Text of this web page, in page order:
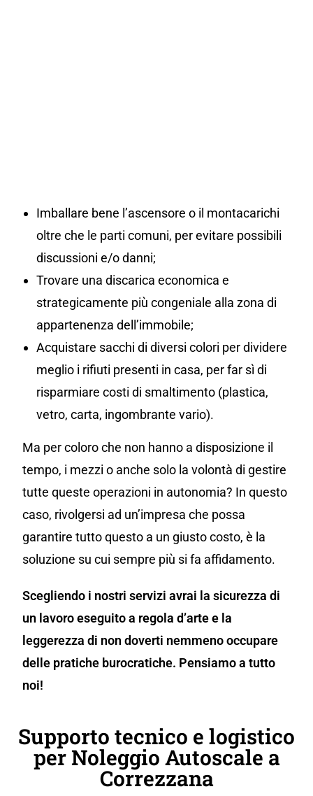
Imballare bene l’ascensore o il montacarichi
oltre che le parti comuni, per evitare possibili
discussioni e/o danni;
Trovare una discarica economica e
strategicamente più congeniale alla zona di
appartenenza dell’immobile;
Acquistare sacchi di diversi colori per dividere
meglio i rifiuti presenti in casa, per far sì di
risparmiare costi di smaltimento (plastica,
vetro, carta, ingombrante vario).
Ma per coloro che non hanno a disposizione il
tempo, i mezzi o anche solo la volontà di gestire
tutte queste operazioni in autonomia? In questo
caso, rivolgersi ad un’impresa che possa
garantire tutto questo a un giusto costo, è la
soluzione su cui sempre più si fa affidamento.
Scegliendo i nostri servizi avrai la sicurezza di
un lavoro eseguito a regola d’arte e la
leggerezza di non doverti nemmeno occupare
delle pratiche burocratiche. Pensiamo a tutto
noi!
Supporto tecnico e logistico
per Noleggio Autoscale a
Correzzana